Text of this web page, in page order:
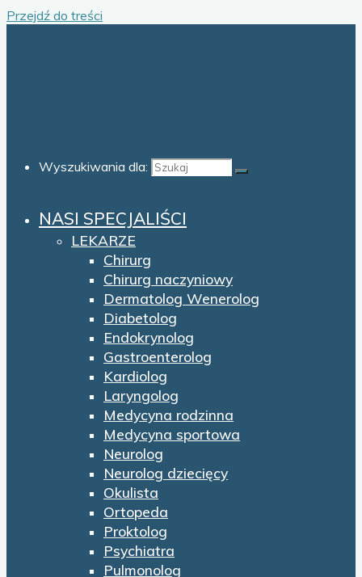
Przejdź do treści
Wyszukiwania dla:
NASI SPECJALIŚCI
LEKARZE
Chirurg
Chirurg naczyniowy
Dermatolog Wenerolog
Diabetolog
Endokrynolog
Gastroenterolog
Kardiolog
Laryngolog
Medycyna rodzinna
Medycyna sportowa
Neurolog
Neurolog dziecięcy
Okulista
Ortopeda
Proktolog
Psychiatra
Pulmonolog